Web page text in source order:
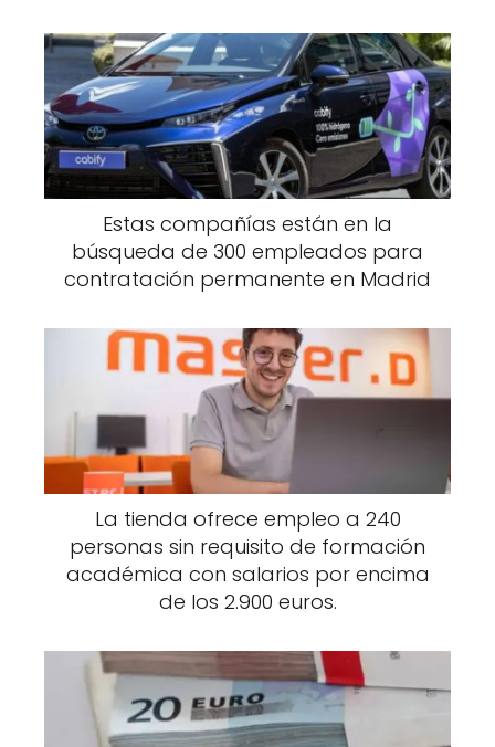
Estas compañías están en la
búsqueda de 300 empleados para
contratación permanente en Madrid
La tienda ofrece empleo a 240
personas sin requisito de formación
académica con salarios por encima
de los 2.900 euros.